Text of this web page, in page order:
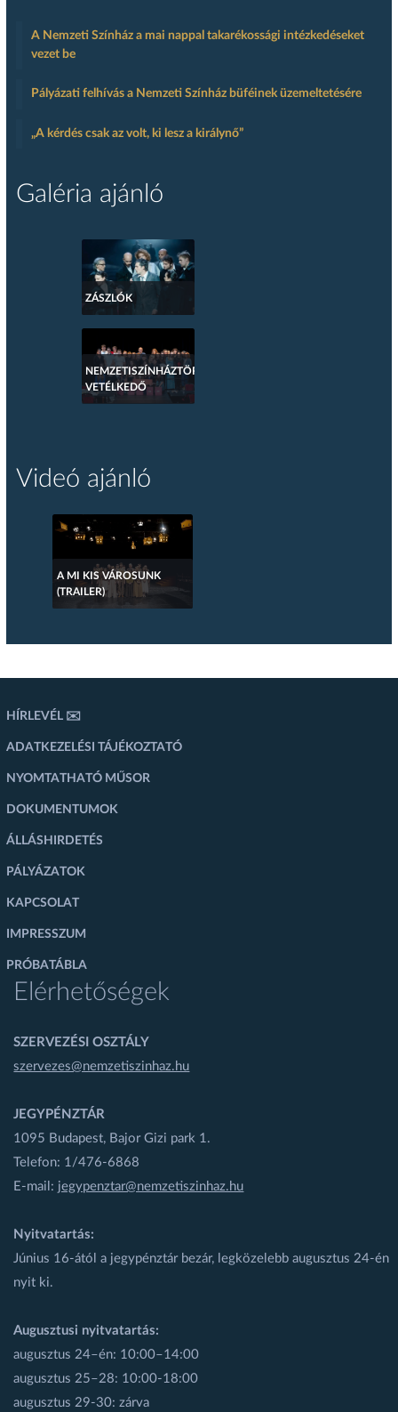
A Nemzeti Színház a mai nappal takarékossági intézkedéseket
vezet be
Pályázati felhívás a Nemzeti Színház büféinek üzemeltetésére
„A kérdés csak az volt, ki lesz a királynő”
Galéria ajánló
ZÁSZLÓK
NEMZETISZÍNHÁZTÖRTÉNETI
VETÉLKEDŐ
Videó ajánló
A MI KIS VÁROSUNK
(TRAILER)
HÍRLEVÉL ✉️
ADATKEZELÉSI TÁJÉKOZTATÓ
NYOMTATHATÓ MŰSOR
DOKUMENTUMOK
ÁLLÁSHIRDETÉS
PÁLYÁZATOK
KAPCSOLAT
IMPRESSZUM
PRÓBATÁBLA
Elérhetőségek
SZERVEZÉSI OSZTÁLY
szervezes@nemzetiszinhaz.hu
JEGYPÉNZTÁR
1095 Budapest, Bajor Gizi park 1.
Telefon: 1/476-6868
E-mail: jegypenztar@nemzetiszinhaz.hu
Nyitvatartás:
Június 16-ától a jegypénztár bezár, legközelebb augusztus 24-én
nyit ki.
Augusztusi nyitvatartás:
augusztus 24–én: 10:00–14:00
augusztus 25–28: 10:00-18:00
augusztus 29-30: zárva